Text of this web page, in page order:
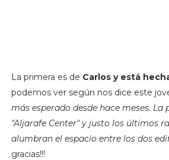
La primera es de Carlos y está
podemos ver según nos dice este
más esperado desde hace meses. La
"Aljarafe Center" y justo los últimos
alumbran el espacio entre los dos
gracias!!!